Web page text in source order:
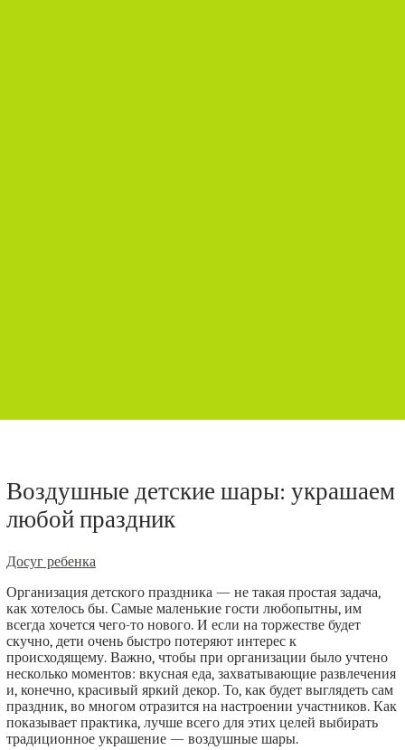
Воздушные детские шары: украшаем
любой праздник
Досуг ребенка
Организация детского праздника — не такая простая задача,
как хотелось бы. Самые маленькие гости любопытны, им
всегда хочется чего-то нового. И если на торжестве будет
скучно, дети очень быстро потеряют интерес к
происходящему. Важно, чтобы при организации было учтено
несколько моментов: вкусная еда, захватывающие развлечения
и, конечно, красивый яркий декор. То, как будет выглядеть сам
праздник, во многом отразится на настроении участников. Как
показывает практика, лучше всего для этих целей выбирать
традиционное украшение — воздушные шары.